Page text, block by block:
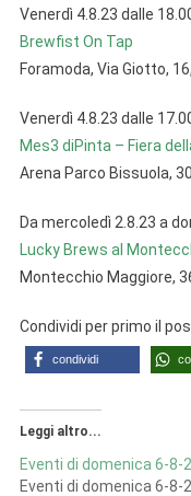
Venerdì 4.8.23 dalle
Brewfist On Tap
Foramoda, Via Giotto,
Venerdì 4.8.23 dalle
Mes3 diPinta – Fiera
Arena Parco Bissuola,
Da mercoledì 2.8.23 a
Lucky Brews al
Montecchio Maggiore,
Condividi per primo il
condividi
Leggi altro...
Eventi di domenica 6-8-
Eventi di domenica 6-8-